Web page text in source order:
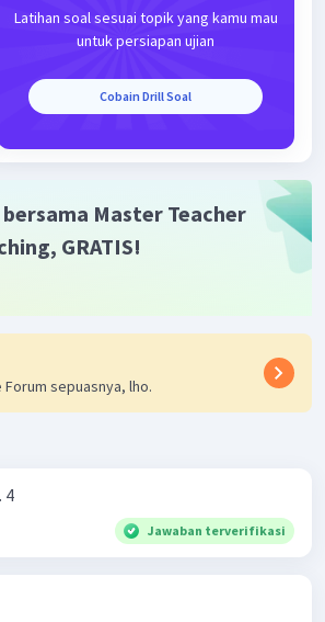
Latihan soal sesuai topik yang kamu mau
untuk persiapan ujian
Cobain Drill Soal
Master Teacher
GRATIS!
sepuasnya, lho.
4
Jawaban terverifikasi